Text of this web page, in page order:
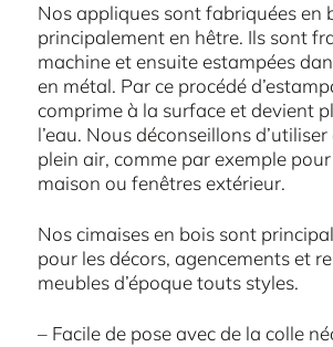
Nos appliques sont fabriquées en
principalement en hêtre. Ils sont
machine et ensuite estampées
en métal. Par ce procédé
comprime à la surface et devient
l’eau. Nous déconseillons
plein air, comme par exemple
maison ou fenêtres extérieur.
Nos cimaises en bois sont
pour les décors, agencements et
meubles d’époque touts styles.
– Facile de pose avec de la colle